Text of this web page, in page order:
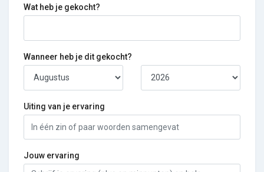
Wat heb je gekocht?
Wanneer heb je dit gekocht?
Uiting van je ervaring
Jouw ervaring